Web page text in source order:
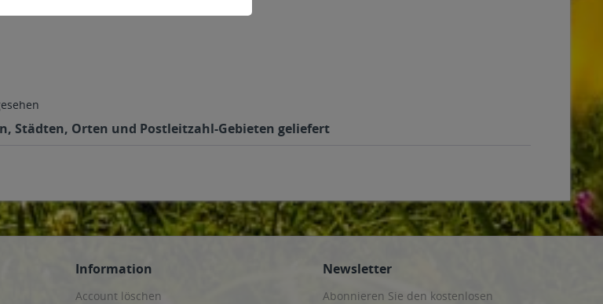
Städten, Orten und Postleitzahl-Gebieten geliefert
Information
Account löschen
Newsletter
Abonnieren Sie den kostenlosen